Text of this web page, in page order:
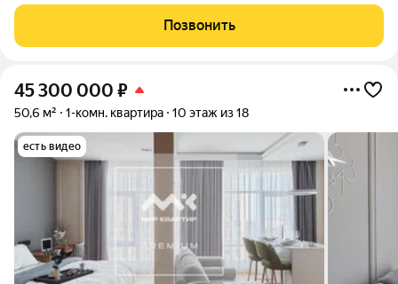
ремонт год назад,
Позвонить
45 300 000 ₽
50,6 м² 1-комн. квартира 10 этаж из 18
есть видео